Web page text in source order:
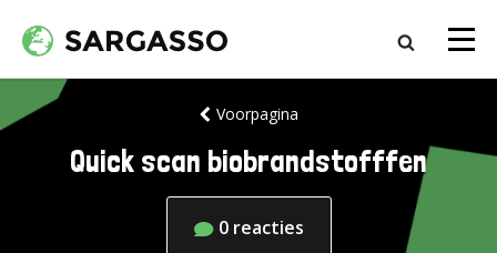
Voorpagina
Quick scan biobrandstofffen
0 reacties